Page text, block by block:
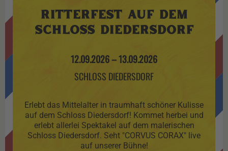
RITTERFEST AUF DEM
SCHLOSS DIEDERSDORF
12.09.2026–13.09.2026
SCHLOSS DIEDERSDORF
Erlebt das Mittelalter in traumhaft schöner Kulisse
auf dem Schloss Diedersdorf! Kommet herbei und
erlebt allerlei Spektakel auf dem malerischen
Schloss Diedersdorf. Seht "CORVUS CORAX" live
auf unserer Bühne!